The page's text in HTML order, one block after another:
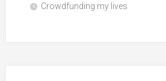
Crowdfunding my lives